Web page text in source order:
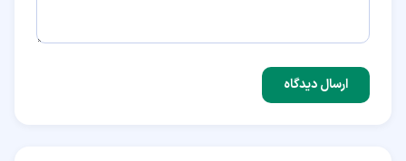
ارسال دیدگاه